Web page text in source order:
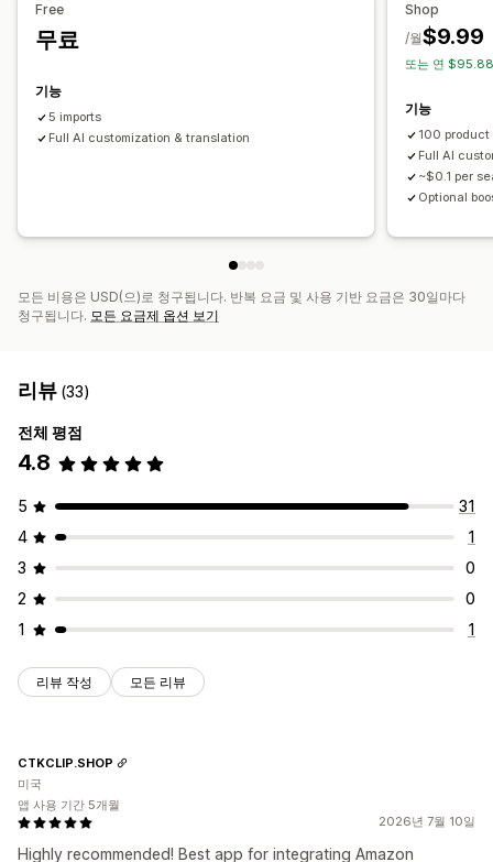
조달(소싱) 위치
남아프리카
미국
베트남
오스트레일리아
중국 캐나다
포르투갈 폴란드 프랑스 핀란드
Free
무료
기능
5 imports
Full AI customization & translation
Shop
$9.99
/월
또는 연
기능
100
Full AI
~$0.1 per
Optional
모든 비용은 USD(으)로 청구됩니다. 반복 요금 및 사용 기반 요금은 30일마다
청구됩니다. 모든 요금제 옵션 보기
리뷰 (33)
전체 평점
4.8
5
31
4
1
3
0
2
0
1
1
리뷰 작성 모든 리뷰
2026년 7월 10일
Highly recommended! Best app for integrating Amazon
CTKCLIP.SHOP
미국
앱 사용 기간 5개월